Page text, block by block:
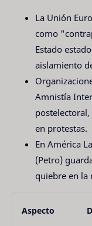
La Unión
como
Estado
aislamiento
Amnistía
en protestas.
En América
(Petro)
quiebre en la
Aspecto